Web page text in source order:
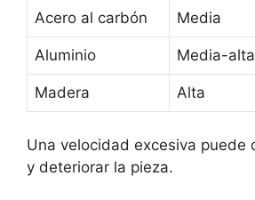
Acero al carbón Media
Aluminio Media-alta
Madera Alta
Una velocidad excesiva puede
y deteriorar la pieza.